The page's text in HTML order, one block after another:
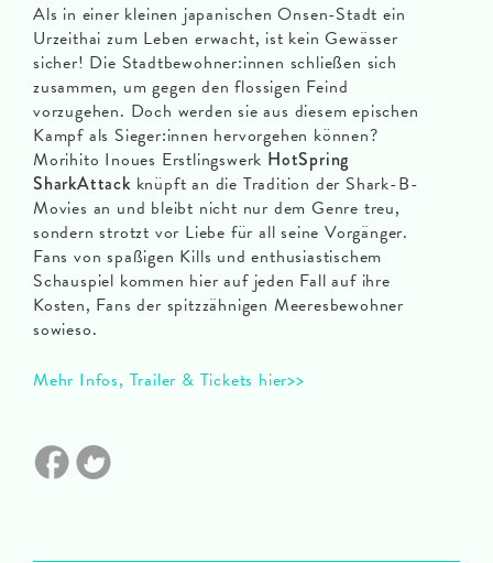
Als in einer kleinen japanischen Onsen-Stadt ein
Urzeithai zum Leben erwacht, ist kein Gewässer
sicher! Die Stadtbewohner:innen schließen sich
zusammen, um gegen den flossigen Feind
vorzugehen. Doch werden sie aus diesem epischen
Kampf als Sieger:innen hervorgehen können?
Morihito Inoues Erstlingswerk HotSpring
SharkAttackknüpft an die Tradition der Shark-B-
Movies an und bleibt nicht nur dem Genre treu,
sondern strotzt vor Liebe für all seine Vorgänger.
Fans von spaßigen Kills und enthusiastischem
Schauspiel kommen hier auf jeden Fall auf ihre
Kosten, Fans der spitzzähnigen Meeresbewohner
sowieso.
Mehr Infos, Trailer & Tickets hier>>